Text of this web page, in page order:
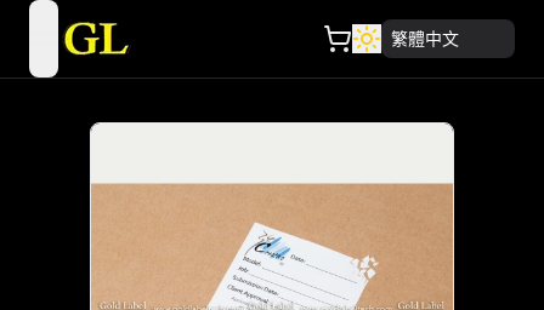
open navigation menu 繁體中文